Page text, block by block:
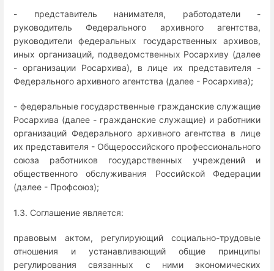
- представитель нанимателя, работодатели -
руководитель Федерального архивного агентства,
руководители федеральных государственных архивов,
иных организаций, подведомственных Росархиву (далее
- организации Росархива), в лице их представителя -
Федерального архивного агентства (далее - Росархива);
- федеральные государственные гражданские служащие
Росархива (далее - гражданские служащие) и работники
организаций Федерального архивного агентства в лице
их представителя - Общероссийского профессионального
союза работников государственных учреждений и
общественного обслуживания Российской Федерации
(далее - Профсоюз);
1.3. Соглашение является:
правовым актом, регулирующий социально-трудовые
отношения и устанавливающий общие принципы
регулирования связанных с ними экономических